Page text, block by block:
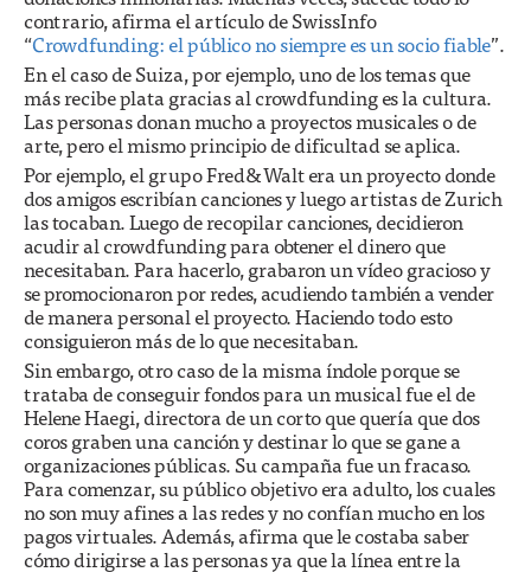
contrario, afirma el artículo de SwissInfo
“Crowdfunding: el público no siempre es un socio fiable”.
En el caso de Suiza, por ejemplo, uno de los temas que
más recibe plata gracias al crowdfunding es la cultura.
Las personas donan mucho a proyectos musicales o de
arte, pero el mismo principio de dificultad se aplica.
Por ejemplo, el grupo Fred&Walt era un proyecto donde
dos amigos escribían canciones y luego artistas de Zurich
las tocaban. Luego de recopilar canciones, decidieron
acudir al crowdfunding para obtener el dinero que
necesitaban. Para hacerlo, grabaron un vídeo gracioso y
se promocionaron por redes, acudiendo también a vender
de manera personal el proyecto. Haciendo todo esto
consiguieron más de lo que necesitaban.
Sin embargo, otro caso de la misma índole porque se
trataba de conseguir fondos para un musical fue el de
Helene Haegi, directora de un corto que quería que dos
coros graben una canción y destinar lo que se gane a
organizaciones públicas. Su campaña fue un fracaso.
Para comenzar, su público objetivo era adulto, los cuales
no son muy afines a las redes y no confían mucho en los
pagos virtuales. Además, afirma que le costaba saber
cómo dirigirse a las personas ya que la línea entre la